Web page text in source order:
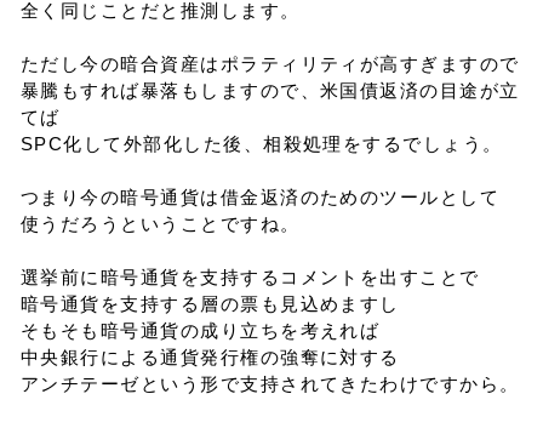
全く同じことだと推測します。
ただし今の暗合資産はポラティリティが高すぎますので
暴騰もすれば暴落もしますので、米国債返済の目途が立
てば
SPC化して外部化した後、相殺処理をするでしょう。
つまり今の暗号通貨は借金返済のためのツールとして
使うだろうということですね。
選挙前に暗号通貨を支持するコメントを出すことで
暗号通貨を支持する層の票も見込めますし
そもそも暗号通貨の成り立ちを考えれば
中央銀行による通貨発行権の強奪に対する
アンチテーゼという形で支持されてきたわけですから。